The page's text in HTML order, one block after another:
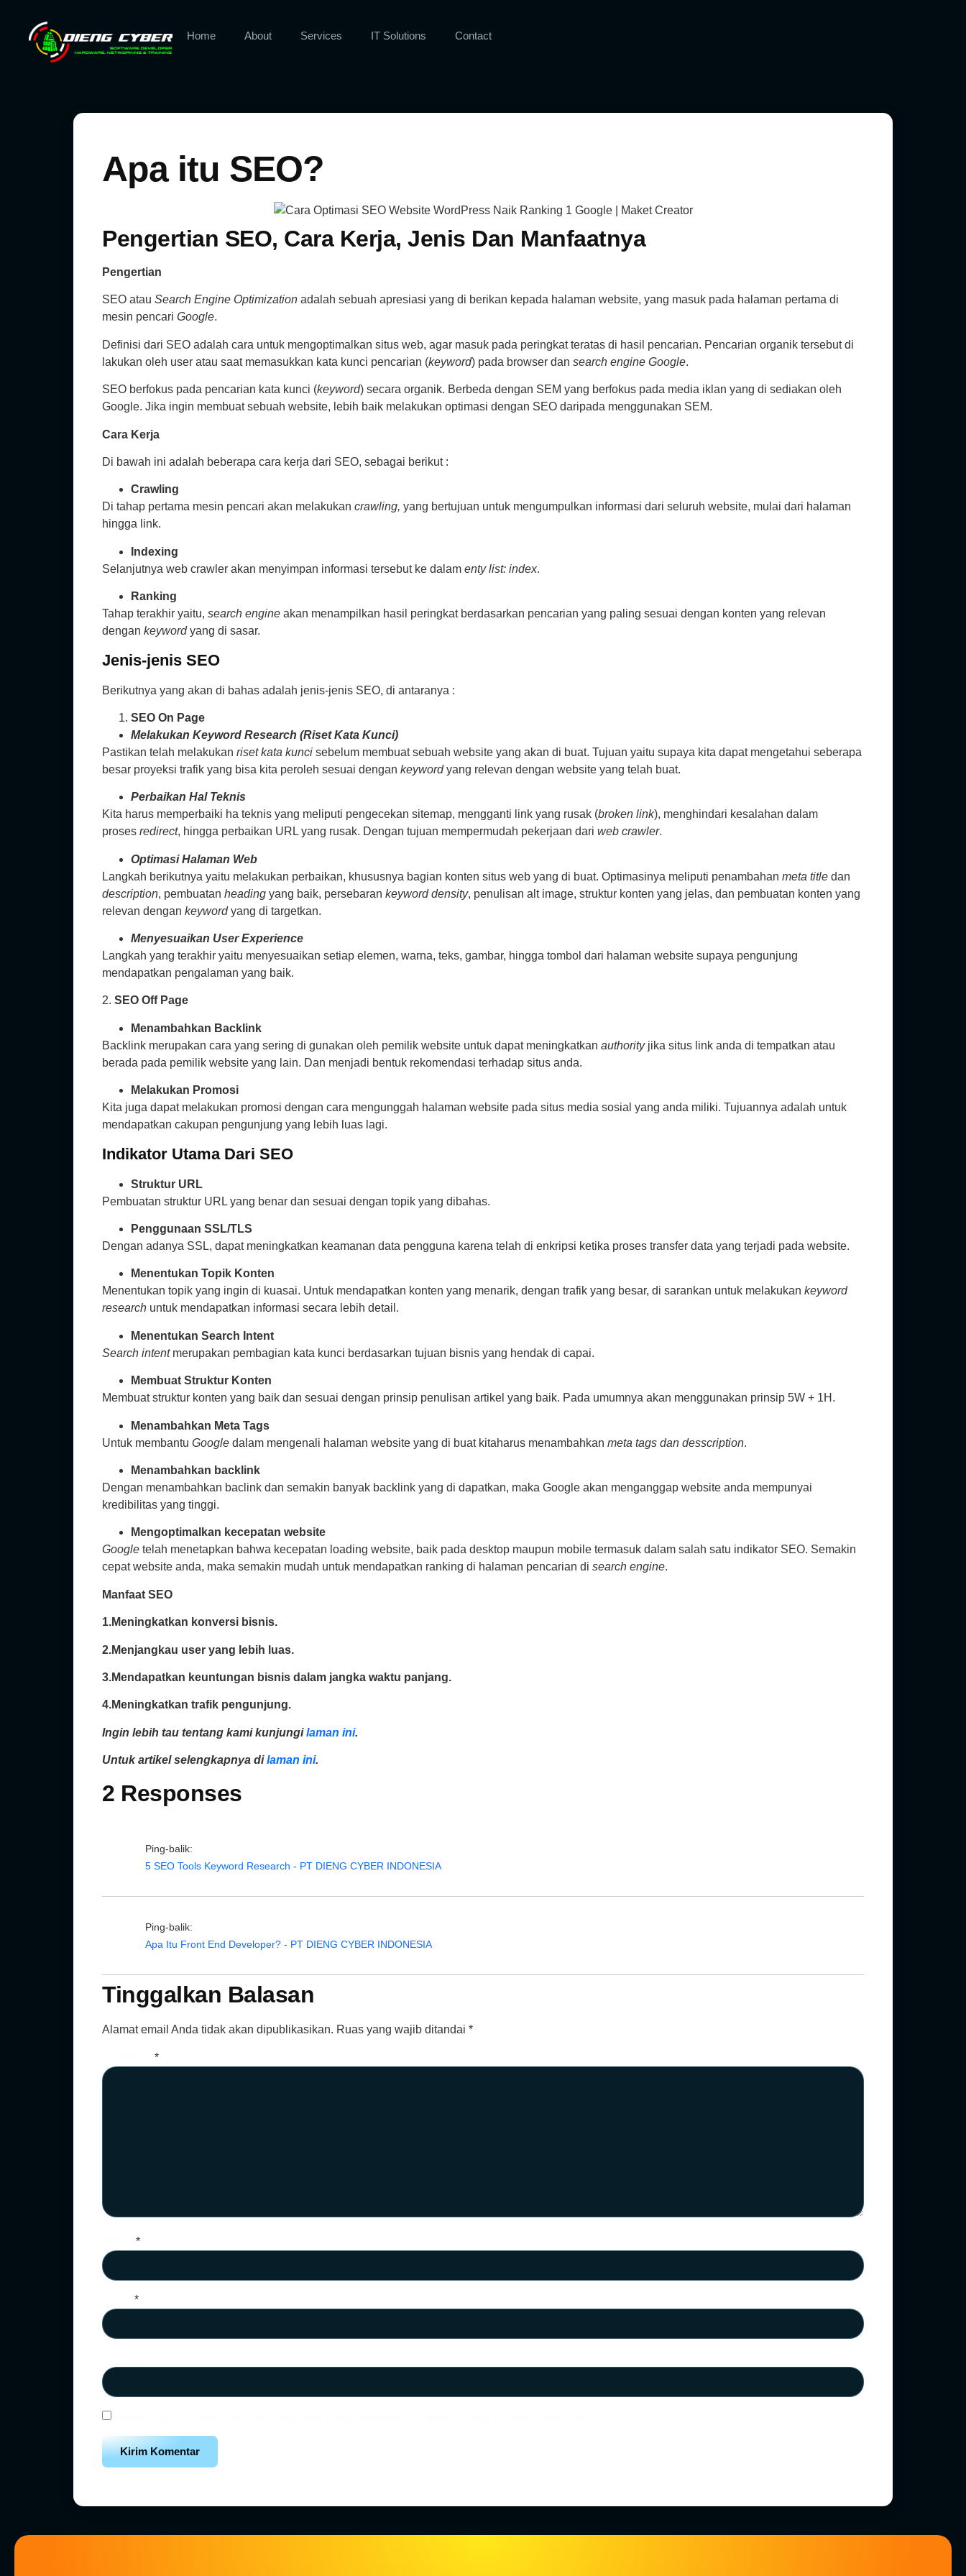
Home About Services IT Solutions Contact
Apa itu SEO?
Pengertian SEO, Cara Kerja, Jenis Dan Manfaatnya
Pengertian
SEO atau Search Engine Optimization adalah sebuah apresiasi yang di berikan kepada halaman website, yang masuk pada halaman pertama di
mesin pencari Google.
Definisi dari SEO adalah cara untuk mengoptimalkan situs web, agar masuk pada peringkat teratas di hasil pencarian. Pencarian organik tersebut di
lakukan oleh user atau saat memasukkan kata kunci pencarian (keyword) pada browser dan search engine Google.
SEO berfokus pada pencarian kata kunci (keyword) secara organik. Berbeda dengan SEM yang berfokus pada media iklan yang di sediakan oleh
Google. Jika ingin membuat sebuah website, lebih baik melakukan optimasi dengan SEO daripada menggunakan SEM.
Cara Kerja
Di bawah ini adalah beberapa cara kerja dari SEO, sebagai berikut :
Crawling
Di tahap pertama mesin pencari akan melakukan crawling, yang bertujuan untuk mengumpulkan informasi dari seluruh website, mulai dari halaman
hingga link.
Indexing
Selanjutnya web crawler akan menyimpan informasi tersebut ke dalam enty list: index.
Ranking
Tahap terakhir yaitu, search engine akan menampilkan hasil peringkat berdasarkan pencarian yang paling sesuai dengan konten yang relevan
dengan keywordyang di sasar.
Jenis-jenis SEO
Berikutnya yang akan di bahas adalah jenis-jenis SEO, di antaranya :
SEO On Page
Melakukan Keyword Research (Riset Kata Kunci)
Pastikan telah melakukan riset kata kunci sebelum membuat sebuah website yang akan di buat. Tujuan yaitu supaya kita dapat mengetahui seberapa
besar proyeksi trafik yang bisa kita peroleh sesuai dengan keywordyang relevan dengan website yang telah buat.
Perbaikan Hal Teknis
Kita harus memperbaiki ha teknis yang meliputi pengecekan sitemap, mengganti link yang rusak (broken link), menghindari kesalahan dalam
proses redirect, hingga perbaikan URL yang rusak. Dengan tujuan mempermudah pekerjaan dari web crawler.
Optimasi Halaman Web
Langkah berikutnya yaitu melakukan perbaikan, khususnya bagian konten situs web yang di buat. Optimasinya meliputi penambahan meta title dan
description, pembuatan heading yang baik, persebaran keyword density, penulisan alt image, struktur konten yang jelas, dan pembuatan konten yang
relevan dengan keywordyang di targetkan.
Menyesuaikan User Experience
Langkah yang terakhir yaitu menyesuaikan setiap elemen, warna, teks, gambar, hingga tombol dari halaman website supaya pengunjung
mendapatkan pengalaman yang baik.
2. SEO Off Page
Menambahkan Backlink
Backlink merupakan cara yang sering di gunakan oleh pemilik website untuk dapat meningkatkan authorityjika situs link anda di tempatkan atau
berada pada pemilik website yang lain. Dan menjadi bentuk rekomendasi terhadap situs anda.
Melakukan Promosi
Kita juga dapat melakukan promosi dengan cara mengunggah halaman website pada situs media sosial yang anda miliki. Tujuannya adalah untuk
mendapatkan cakupan pengunjung yang lebih luas lagi.
Indikator Utama Dari SEO
Struktur URL
Pembuatan struktur URL yang benar dan sesuai dengan topik yang dibahas.
Penggunaan SSL/TLS
Dengan adanya SSL, dapat meningkatkan keamanan data pengguna karena telah di enkripsi ketika proses transfer data yang terjadi pada website.
Menentukan Topik Konten
Menentukan topik yang ingin di kuasai. Untuk mendapatkan konten yang menarik, dengan trafik yang besar, di sarankan untuk melakukan keyword
research untuk mendapatkan informasi secara lebih detail.
Menentukan Search Intent
Search intentmerupakan pembagian kata kunci berdasarkan tujuan bisnis yang hendak di capai.
Membuat Struktur Konten
Membuat struktur konten yang baik dan sesuai dengan prinsip penulisan artikel yang baik. Pada umumnya akan menggunakan prinsip 5W + 1H.
Menambahkan Meta Tags
Untuk membantu Google dalam mengenali halaman website yang di buat kitaharus menambahkan meta tags dan desscription.
Menambahkan backlink
Dengan menambahkan baclink dan semakin banyak backlink yang di dapatkan, maka Google akan menganggap website anda mempunyai
kredibilitas yang tinggi.
Mengoptimalkan kecepatan website
Google telah menetapkan bahwa kecepatan loading website, baik pada desktop maupun mobile termasuk dalam salah satu indikator SEO. Semakin
cepat website anda, maka semakin mudah untuk mendapatkan ranking di halaman pencarian di search engine.
Manfaat SEO
1.Meningkatkan konversi bisnis.
2.Menjangkau user yang lebih luas.
3.Mendapatkan keuntungan bisnis dalam jangka waktu panjang.
4.Meningkatkan trafik pengunjung.
Ingin lebih tau tentang kami kunjungilaman ini.
Untuk artikel selengkapnya dilaman ini.
2 Responses
Ping-balik:
5 SEO Tools Keyword Research - PT DIENG CYBER INDONESIA
Ping-balik:
Apa Itu Front End Developer? - PT DIENG CYBER INDONESIA
Tinggalkan Balasan
Alamat email Anda tidak akan dipublikasikan. Ruas yang wajib ditandai *
*
*
*